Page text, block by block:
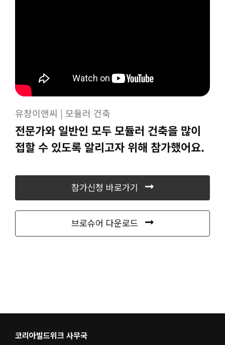
유창이앤씨 | 모듈러 건축
전문가와 일반인 모두 모듈러 건축을 많이
접할 수 있도록 알리고자 위해 참가했어요.
참가신청 바로가기
브로슈어 다운로드
코리아빌드위크 사무국